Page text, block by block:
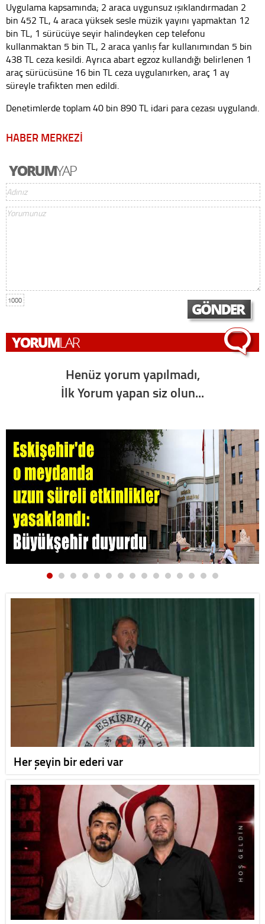
Uygulama kapsamında; 2 araca uygunsuz ışıklandırmadan 2
bin 452 TL, 4 araca yüksek sesle müzik yayını yapmaktan 12
bin TL, 1 sürücüye seyir halindeyken cep telefonu
kullanmaktan 5 bin TL, 2 araca yanlış far kullanımından 5 bin
438 TL ceza kesildi. Ayrıca abart egzoz kullandığı belirlenen 1
araç sürücüsüne 16 bin TL ceza uygulanırken, araç 1 ay
süreyle trafikten men edildi.
Denetimlerde toplam 40 bin 890 TL idari para cezası uygulandı.
HABER MERKEZİ
1000
Henüz yorum yapılmadı,
İlk Yorum yapan siz olun...
Her şeyin bir ederi var